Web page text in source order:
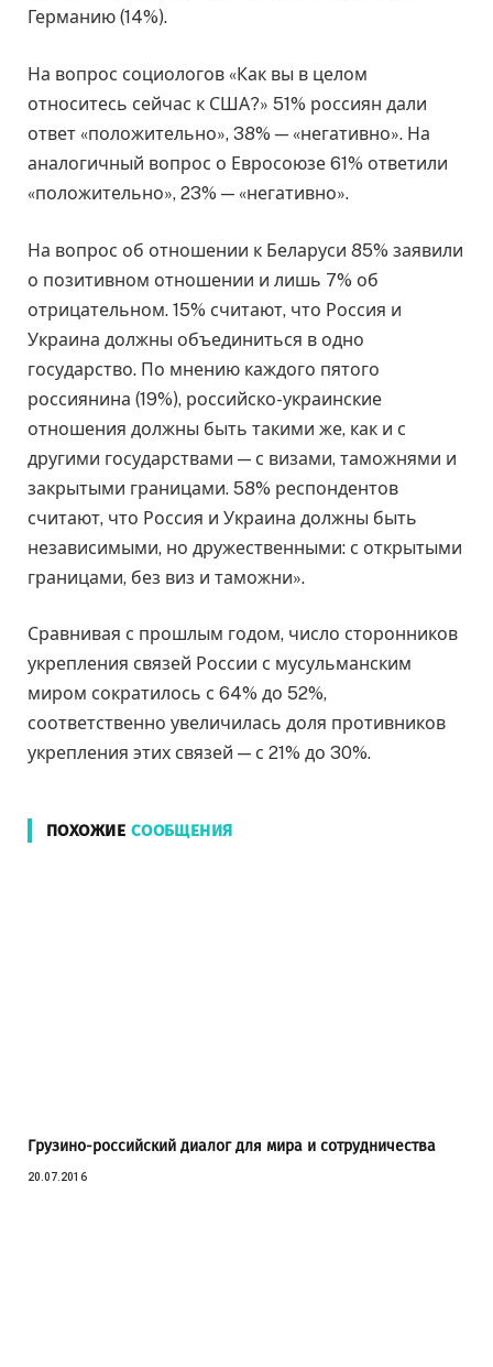
Германию (14%).
На вопрос социологов «Как вы в целом
относитесь сейчас к США?» 51% россиян дали
ответ «положительно», 38% — «негативно». На
аналогичный вопрос о Евросоюзе 61% ответили
«положительно», 23% — «негативно».
На вопрос об отношении к Беларуси 85% заявили
о позитивном отношении и лишь 7% об
отрицательном. 15% считают, что Россия и
Украина должны объединиться в одно
государство. По мнению каждого пятого
россиянина (19%), российско-украинские
отношения должны быть такими же, как и с
другими государствами — с визами, таможнями и
закрытыми границами. 58% респондентов
считают, что Россия и Украина должны быть
независимыми, но дружественными: с открытыми
границами, без виз и таможни».
Сравнивая с прошлым годом, число сторонников
укрепления связей России с мусульманским
миром сократилось с 64% до 52%,
соответственно увеличилась доля противников
укрепления этих связей — с 21% до 30%.
ПОХОЖИЕ СООБЩЕНИЯ
Грузино-российский диалог для мира и сотрудничества
20.07.2016